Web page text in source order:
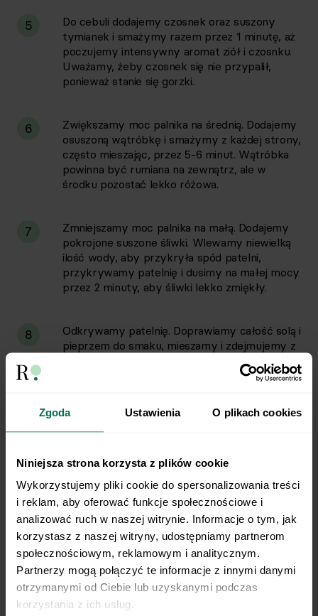
Zgoda Ustawienia O plikach cookies
Niniejsza strona korzysta z plików cookie
Wykorzystujemy pliki cookie do spersonalizowania treści
i reklam, aby oferować funkcje społecznościowe i
analizować ruch w naszej witrynie. Informacje o tym, jak
korzystasz z naszej witryny, udostępniamy partnerom
społecznościowym, reklamowym i analitycznym.
Partnerzy mogą połączyć te informacje z innymi danymi
otrzymanymi od Ciebie lub uzyskanymi podczas
korzystania z ich usług.
5
Do cebuli dodajemy czosnek oraz suszony
tymianek i smażymy razem przez 1 minutę, aż
poczujemy intensywny aromat ziół i czosnku.
Uważamy, żeby czosnek się nie przypalił,
ponieważ stanie się gorzki.
6
Zwiększamy moc palnika na średnią. Dodajemy
osuszoną wątróbkę i smażymy z każdej strony,
często mieszając, przez 5-6 minut. Wątróbka
powinna być rumiana na zewnątrz, ale w
środku pozostać lekko różowa.
7
Zmniejszamy moc palnika na małą. Dodajemy
pokrojone suszone śliwki. Wlewamy niewielką
ilość wody, aby przykryła spód patelni,
przykrywamy patelnię i dusimy na małej mocy
przez 2 minuty, aby śliwki lekko zmiękły.
8
Odkrywamy patelnię. Doprawiamy całość solą i
pieprzem do smaku, mieszamy i zdejmujemy z
ognia. Odkładamy do przestudzenia na 15-20
Przestudzoną zawartość patelni przekładamy
do naczynia blendera. Dodajemy pozostałą
aksamitny mus. Próbujemy i w razie potrzeby
doprawiamy jeszcze solą lub pieprzem do
smaku.
10
Gotową pastę przekładamy do foremki lub
słoiczków, przykrywamy i wstawiamy do
lodówki na 6 godzin, aby pasta stężała i nabrała
głębszego smaku.